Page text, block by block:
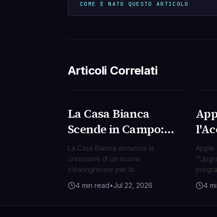
COME È NATO QUESTO ARTICOLO
Articoli Correlati
TECNOLOGIA
La Casa Bianca
Scende in Campo:
Nasce il Polo AI per
la Cybersicurezza
Nazionale
La Casa Bianca annuncia la
creazione di un nuovo
clearinghouse per la
cybersicurezza basata
sull'intelligenza artificiale, un passo
4 min read•Jul 22, 2026
Apple
4